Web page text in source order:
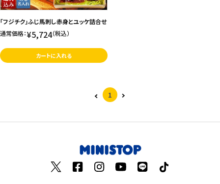
「フジチク」ふじ馬刺し赤身とユッケ詰合せ
通常価格：¥5,724（税込）
カートに入れる
1